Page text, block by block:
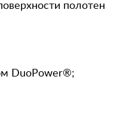
полотен
DuoPower®;